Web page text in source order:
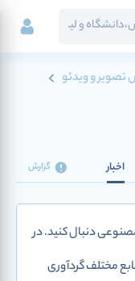
تصویر و ویدئو
اخبار گزارش
دنبال کنید. در
مختلف گردآوری